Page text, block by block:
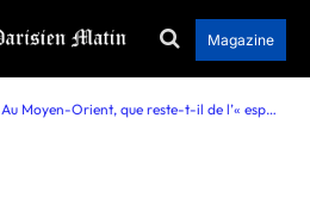
Magazine
Au Moyen-Orient, que reste-t-il de l’« esprit des accords d’Alger » ?